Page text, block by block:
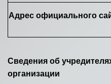
Адрес официального
Сведения об
организации